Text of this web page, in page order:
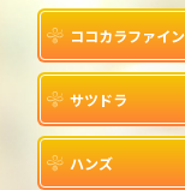
ココカラファイン
サツドラ
ハンズ